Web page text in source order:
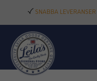
SNABBA LEVERANSER